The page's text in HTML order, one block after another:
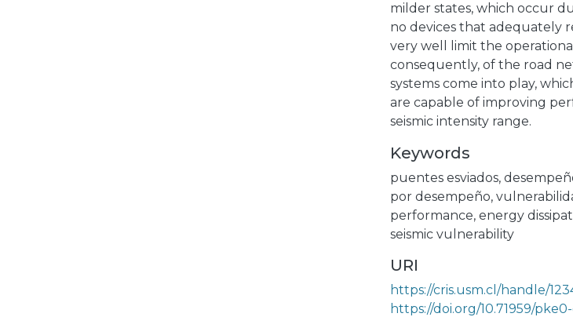
milder states, which occur
no devices that adequately
very well limit the
consequently, of the road
systems come into play,
are capable of improving
seismic intensity range.
Keywords
puentes esviados,
por desempeño,
performance, energy
seismic vulnerability
URI
https://cris.usm.cl/handle/
https://doi.org/10.71959/